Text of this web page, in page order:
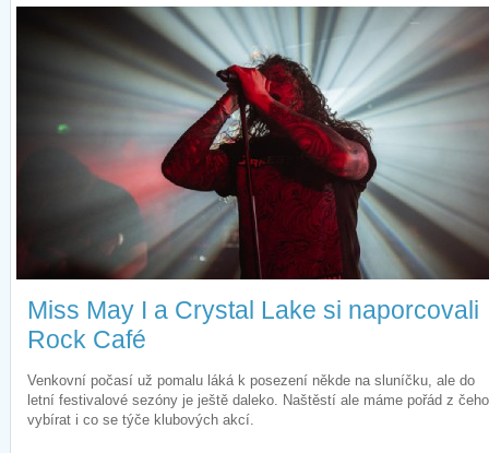
Miss May I a Crystal Lake si naporcovali
Rock Café
Venkovní počasí už pomalu láká k posezení někde na sluníčku, ale do
letní festivalové sezóny je ještě daleko. Naštěstí ale máme pořád z čeho
vybírat i co se týče klubových akcí.